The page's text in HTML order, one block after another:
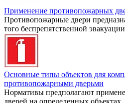
Применение противопожарных
Противопожарные двери
того беспрепятственной
Основные типы объектов для
противопожарными дверьми
Нормативы предполагают
дверей на определенных объектах.